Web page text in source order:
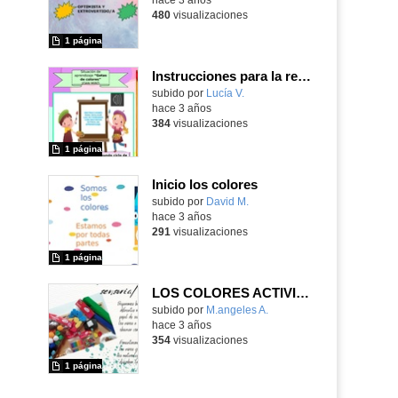
1 página
480visualizaciones
Instrucciones para la realización de actividades. Tarea 5 CDD - Nivel A2.
Contenido educativo.
subido por Lucía V.
1 página
hace 3 años
384visualizaciones
Inicio los colores
Contenido educativo.
subido por David M.
1 página
hace 3 años
291 visualizaciones
LOS COLORES ACTIVIDAD 4
subido por M.angeles A.
1 página
hace 3 años
354visualizaciones